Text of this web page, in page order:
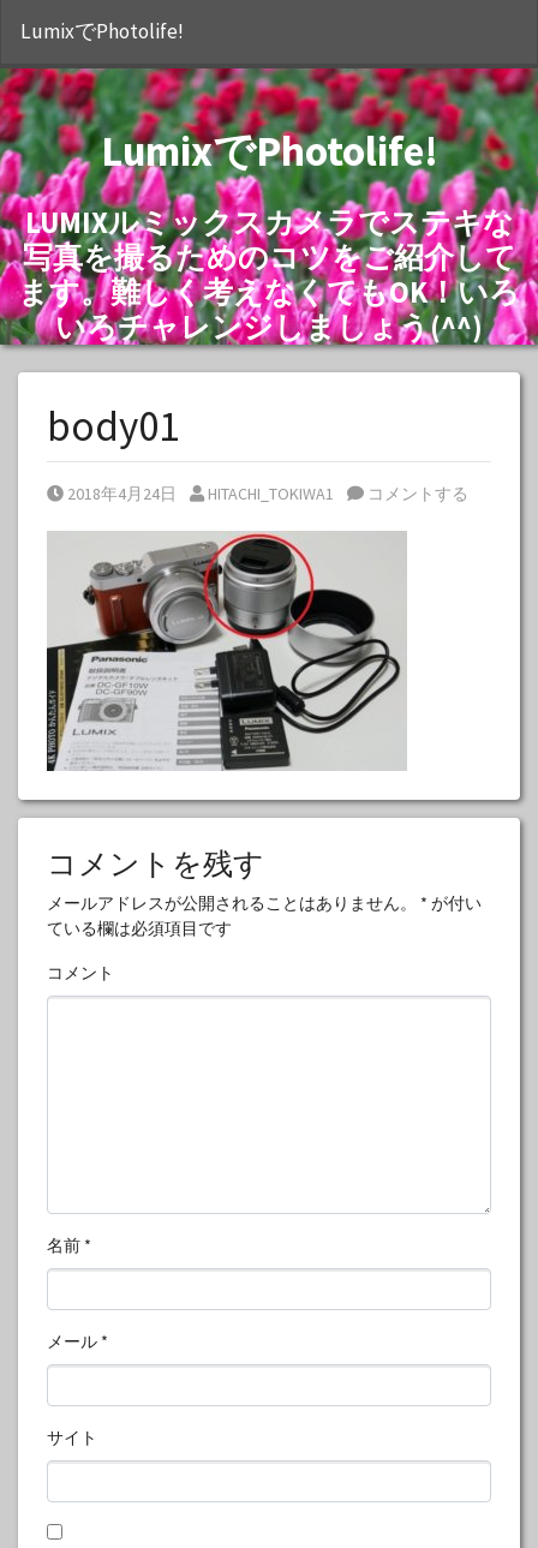
LumixでPhotolife!
LumixでPhotolife!
LUMIXルミックスカメラでステキな
写真を撮るためのコツをご紹介して
ます。難しく考えなくてもOK！いろ
いろチャレンジしましょう(^^)
body01
Posted on
2018年4月24日 Posted by
HITACHI_TOKIWA1 コメントする
コメントを残す
メールアドレスが公開されることはありません。 * が付い
ている欄は必須項目です
コメント
名前 *
メール *
サイト